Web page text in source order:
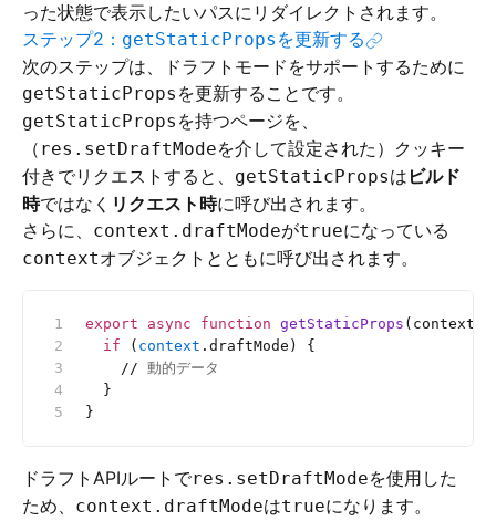
った状態で表示したいパスにリダイレクトされます。
ステップ2： getStaticProps を更新する
次のステップは、ドラフトモードをサポートするために
getStaticProps を更新することです。
getStaticProps を持つページを、
（ res.setDraftModeを介して設定された）クッキー
付きでリクエストすると、 getStaticPropsは ビルド
時ではなく リクエスト時に呼び出されます。
さらに、 context.draftModeがtrueになっている
contextオブジェクトとともに呼び出されます。
export async function getStaticProps (context)
  if
( context .draftMode) {
    //
動的データ
  }
}
ドラフトAPIルートでres.setDraftModeを使用した
ため、 context.draftModeはtrueになります。